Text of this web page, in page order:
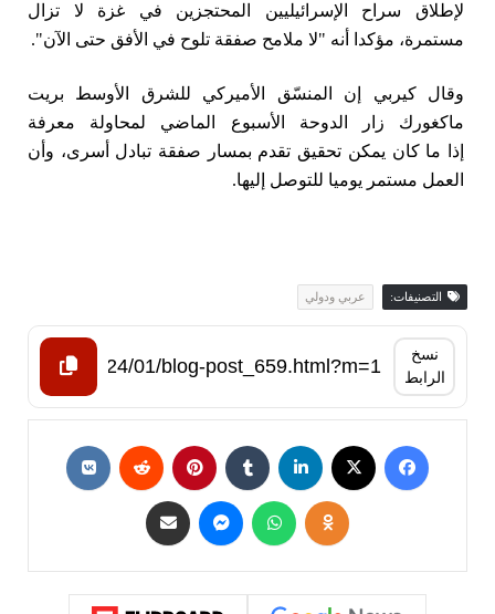
لإطلاق سراح الإسرائيليين المحتجزين في غزة لا تزال
مستمرة، مؤكدا أنه "لا ملامح صفقة تلوح في الأفق حتى الآن".
وقال كيربي إن المنسّق الأميركي للشرق الأوسط بريت
ماكغورك زار الدوحة الأسبوع الماضي لمحاولة معرفة
إذا ما كان يمكن تحقيق تقدم بمسار صفقة تبادل أسرى، وأن
العمل مستمر يوميا للتوصل إليها.
التصنيفات: عربي ودولي
نسخ
الرابط